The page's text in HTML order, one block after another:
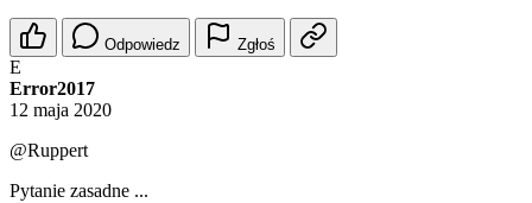
Odpowiedz Zgłoś
E
Error2017
12 maja 2020
@Ruppert
Pytanie zasadne ...